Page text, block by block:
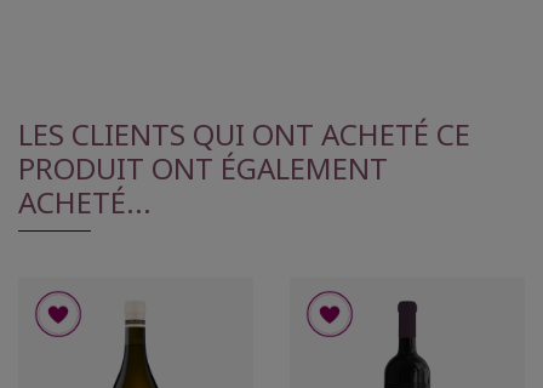
LES CLIENTS QUI ONT ACHETÉ CE
PRODUIT ONT ÉGALEMENT
ACHETÉ...